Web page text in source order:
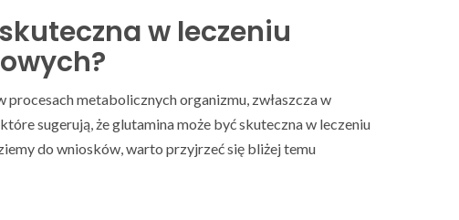
w leczeniu
metabolicznych organizmu, zwłaszcza w
sugerują, że glutamina może być skuteczna w leczeniu
do wniosków, warto przyjrzeć się bliżej temu